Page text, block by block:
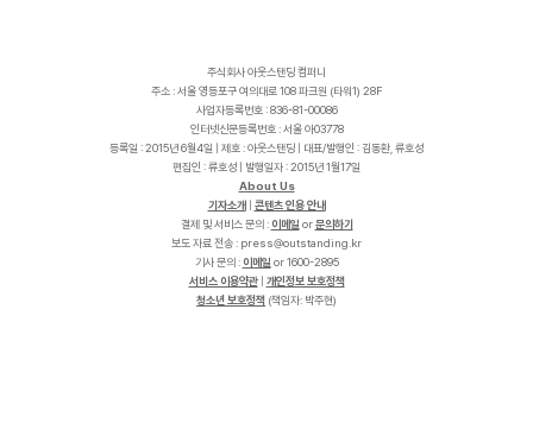
주식회사 아웃스탠딩 컴퍼니
주소 : 서울 영등포구 여의대로 108 파크원 (타워1) 28F
사업자등록번호 : 836-81-00086
인터넷신문등록번호 : 서울 아03778
등록일 : 2015년 6월4일 | 제호 : 아웃스탠딩 | 대표/발행인 : 김동환, 류호성
편집인 : 류호성 | 발행일자 : 2015년 1월17일
About Us
기자소개
콘텐츠 인용 안내
결제 및 서비스 문의 : 이메일 or문의하기
보도 자료 전송 :
r
k
.
g
n
i
d
n
a
t
s
t
u
o
@
s
s
e
r
p
기사 문의 : 이메일 or 1600-2895
서비스 이용약관| 개인정보 보호정책
청소년 보호정책 (책임자: 박주현)